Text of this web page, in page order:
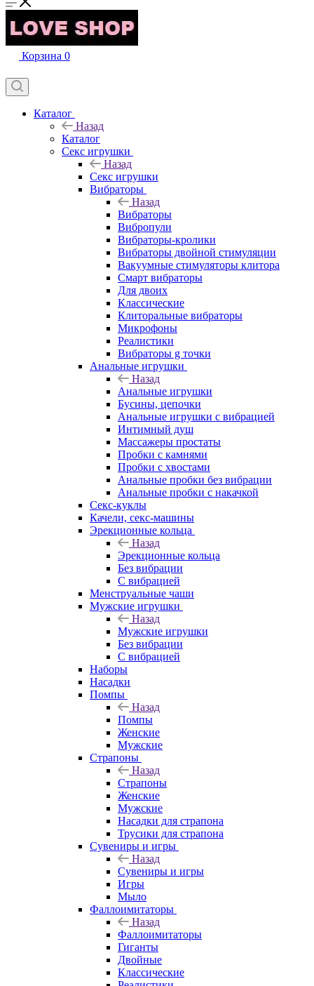
Корзина 0
Каталог
Назад
Каталог
Секс игрушки
Назад
Секс игрушки
Вибраторы
Назад
Вибраторы
Вибропули
Вибраторы-кролики
Вибраторы двойной стимуляции
Вакуумные стимуляторы клитора
Смарт вибраторы
Для двоих
Классические
Клиторальные вибраторы
Микрофоны
Реалистики
Вибраторы g точки
Анальные игрушки
Назад
Анальные игрушки
Бусины, цепочки
Анальные игрушки с вибрацией
Интимный душ
Массажеры простаты
Пробки с камнями
Пробки с хвостами
Анальные пробки без вибрации
Анальные пробки с накачкой
Секс-куклы
Качели, секс-машины
Эрекционные кольца
Назад
Эрекционные кольца
Без вибрации
С вибрацией
Менструальные чаши
Мужские игрушки
Назад
Мужские игрушки
Без вибрации
С вибрацией
Наборы
Насадки
Помпы
Назад
Помпы
Женские
Мужские
Страпоны
Назад
Страпоны
Женские
Мужские
Насадки для страпона
Трусики для страпона
Сувениры и игры
Назад
Сувениры и игры
Игры
Мыло
Фаллоимитаторы
Назад
Фаллоимитаторы
Гиганты
Двойные
Классические